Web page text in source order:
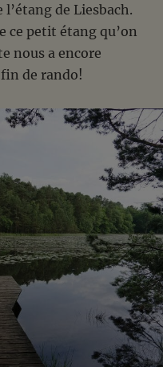
de Liesbach.
ce petit étang qu’on
nous a encore
de rando!